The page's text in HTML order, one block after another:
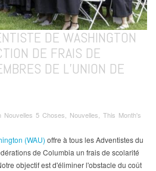
DE WASHINGTON
DE FRAIS DE
DE L’UNION DE
5 Choses, Nouvelles, This Month's
(WAU) offre à tous les Adventistes du
de Columbia un frais de scolarité
objectif est d'éliminer l'obstacle du coût